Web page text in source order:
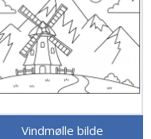
Vindmølle bilde